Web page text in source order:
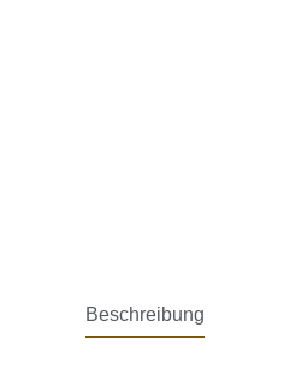
Beschreibung